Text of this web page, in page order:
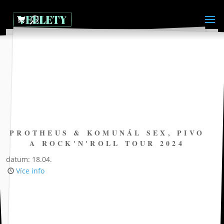
PROTHEUS & KOMUNÁL SEX, PIVO
A ROCK'N'ROLL TOUR 2024
datum: 18.04.
Více info